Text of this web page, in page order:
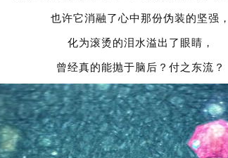
也许它消融了心中那份伪装的坚强，
化为滚烫的泪水溢出了眼睛，
曾经真的能抛于脑后？付之东流？